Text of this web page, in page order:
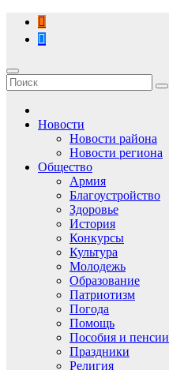
Перейти
содержимому
Новости
Новости района
Новости региона
Общество
Армия
Благоустройство
Здоровье
История
Конкурсы
Культура
Молодежь
Образование
Патриотизм
Погода
Помощь
Пособия и пенсии
Праздники
Религия